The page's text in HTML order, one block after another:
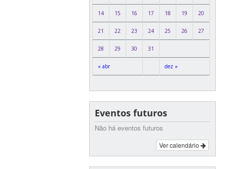
« abr dez »
14 15 16 17 18 19 20
21 22 23 24 25 26 27
28 29 30 31
Eventos futuros
Não há eventos futuros
Ver calendário